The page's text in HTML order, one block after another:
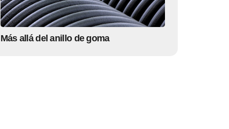
Más allá del anillo de goma